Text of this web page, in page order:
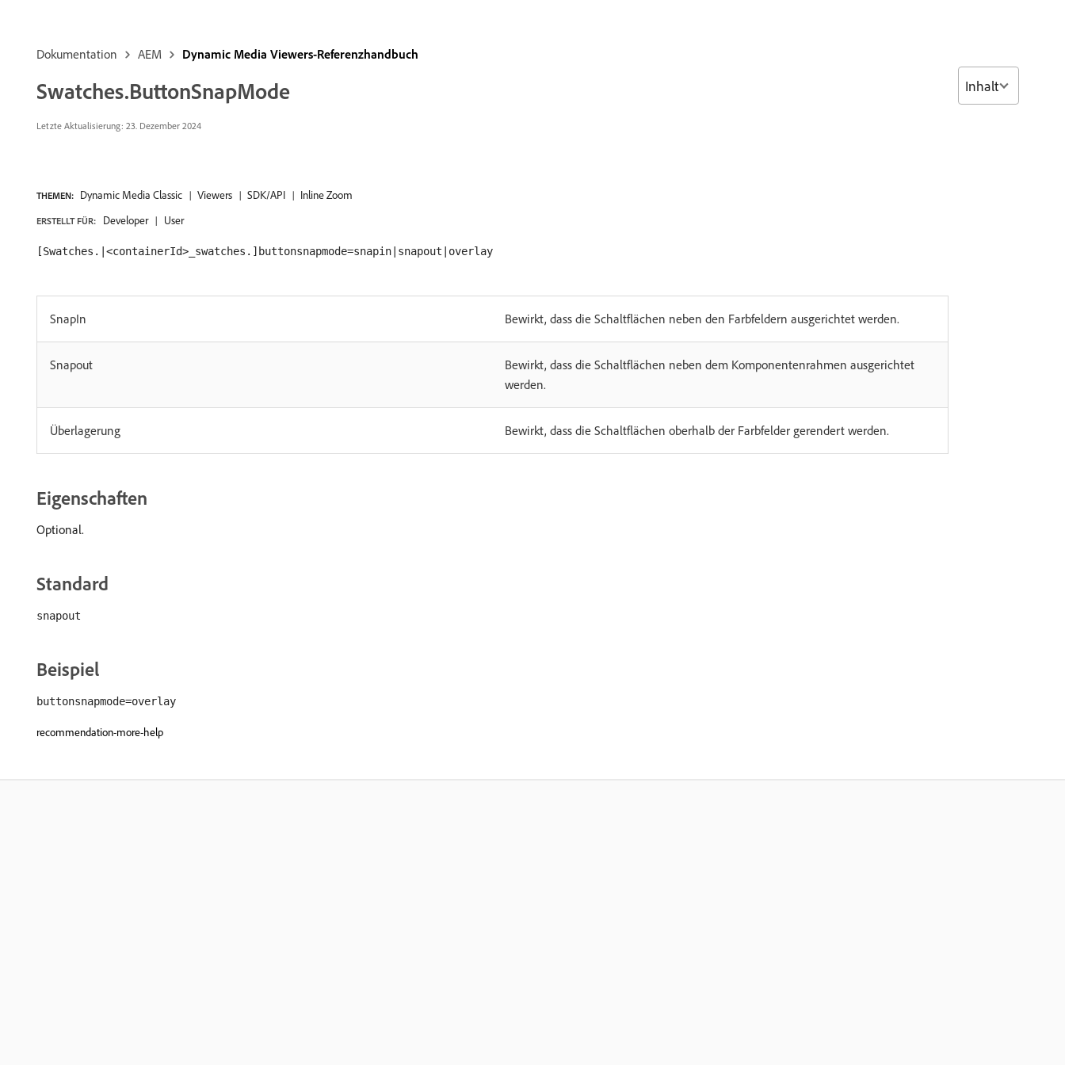
Dokumentation AEM Dynamic Media Viewers-Referenzhandbuch
Swatches.ButtonSnapMode
Letzte Aktualisierung: 23. Dezember 2024
THEMEN: Dynamic Media Classic Viewers SDK/API Inline Zoom
ERSTELLT FÜR: Developer User
[Swatches.|<containerId>_swatches.]buttonsnapmode=snapin|snapout|overlay
SnapIn Bewirkt, dass die Schaltflächen neben den Farbfeldern ausgerichtet werden.
Snapout
Bewirkt, dass die Schaltflächen neben dem Komponentenrahmen ausgerichtet
werden.
Überlagerung Bewirkt, dass die Schaltflächen oberhalb der Farbfelder gerendert werden.
Eigenschaften
Optional.
Standard
snapout
Beispiel
buttonsnapmode=overlay
recommendation-more-help
Inhalt